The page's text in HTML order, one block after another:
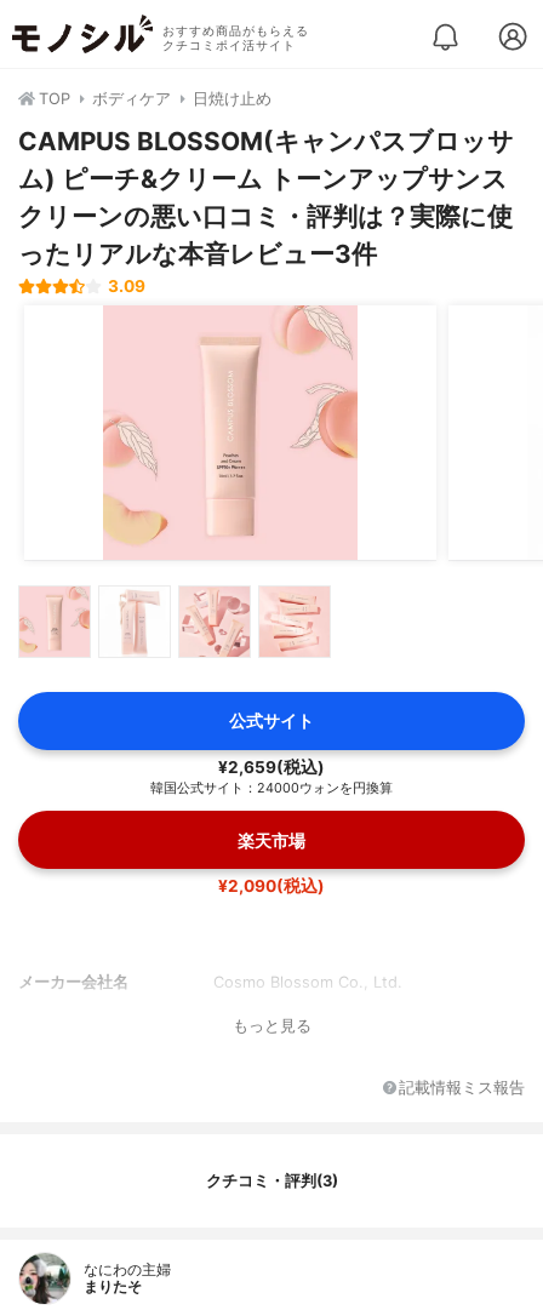
おすすめ商品がもらえる
クチコミポイ活サイト
TOP ボディケア 日焼け止め
CAMPUS BLOSSOM(キャンパスブロッサ
ム) ピーチ&クリーム トーンアップサンス
クリーンの悪い口コミ・評判は？実際に使
ったリアルな本音レビュー3件
3.09
公式サイト
¥2,659(税込)
韓国公式サイト：24000ウォンを円換算
楽天市場
¥2,090(税込)
メーカー会社名 Cosmo Blossom Co., Ltd.
もっと見る
記載情報ミス報告
クチコミ・評判(3)
なにわの主婦
まりたそ